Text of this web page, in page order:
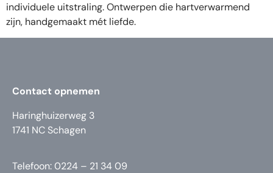
individuele uitstraling. Ontwerpen die hartverwarmend
zijn, handgemaakt mét liefde.
Contact opnemen
Haringhuizerweg 3
1741 NC Schagen
Telefoon: 0224 – 21 34 09